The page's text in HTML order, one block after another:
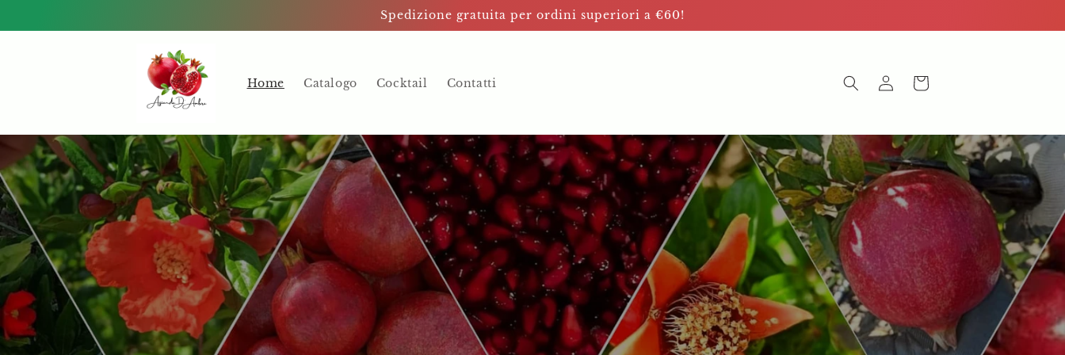
ai contenuti
Spedizione gratuita per ordini superiori a €60!
Home Catalogo Cocktail Contatti AccediCarrello